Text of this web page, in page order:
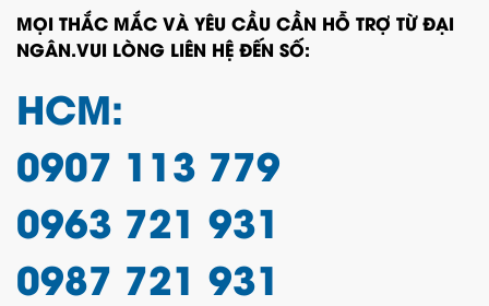
MỌI THẮC MẮC VÀ YÊU CẦU CẦN HỖ TRỢ TỪ ĐẠI
NGÂN.VUI LÒNG LIÊN HỆ ĐẾN SỐ:
HCM:
0907 113 779
0963 721 931
0987 721 931